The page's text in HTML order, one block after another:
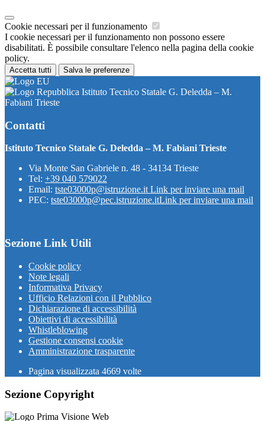
Cookie necessari per il funzionamento
I cookie necessari per il funzionamento non possono essere
disabilitati. È possibile consultare l'elenco nella pagina della cookie
policy.
Accetta tutti Salva le preferenze
Istituto Tecnico Statale G. Deledda – M.
Fabiani Trieste
Contatti
Istituto Tecnico Statale G. Deledda – M. Fabiani Trieste
Via Monte San Gabriele n. 48 - 34134 Trieste
Tel: +39 040 579022
Email: tste03000p@istruzione.itLink per inviare una mail
PEC: tste03000p@pec.istruzione.itLink per inviare una mail
Sezione Link Utili
Cookie policy
Note legali
Informativa Privacy
Ufficio Relazioni con il Pubblico
Dichiarazione di accessibilità
Obiettivi di accessibilità
Whistleblowing
Gestione consensi cookie
Amministrazione trasparente
Pagina visualizzata 4669 volte
Sezione Copyright